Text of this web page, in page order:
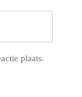
plaats.